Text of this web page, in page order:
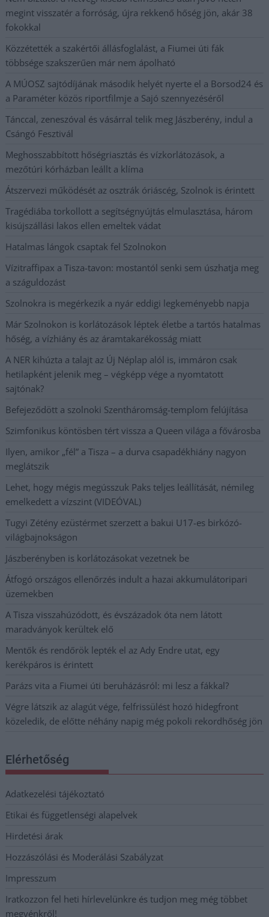
megint visszatér a forróság, újra rekkenő hőség jön, akár 38
fokokkal
Közzétették a szakértői állásfoglalást, a Fiumei úti fák
többsége szakszerűen már nem ápolható
A MÚOSZ sajtódíjának második helyét nyerte el a Borsod24 és
a Paraméter közös riportfilmje a Sajó szennyezéséről
Tánccal, zeneszóval és vásárral telik meg Jászberény, indul a
Csángó Fesztivál
Meghosszabbított hőségriasztás és vízkorlátozások, a
mezőtúri kórházban leállt a klíma
Átszervezi működését az osztrák óriáscég, Szolnok is érintett
Tragédiába torkollott a segítségnyújtás elmulasztása, három
kisújszállási lakos ellen emeltek vádat
Hatalmas lángok csaptak fel Szolnokon
Vízitraffipax a Tisza-tavon: mostantól senki sem úszhatja meg
a száguldozást
Szolnokra is megérkezik a nyár eddigi legkeményebb napja
Már Szolnokon is korlátozások léptek életbe a tartós hatalmas
hőség, a vízhiány és az áramtakarékosság miatt
A NER kihúzta a talajt az Új Néplap alól is, immáron csak
hetilapként jelenik meg – végképp vége a nyomtatott
sajtónak?
Befejeződött a szolnoki Szentháromság-templom felújítása
Szimfonikus köntösben tért vissza a Queen világa a fővárosba
Ilyen, amikor „fél” a Tisza – a durva csapadékhiány nagyon
meglátszik
Lehet, hogy mégis megússzuk Paks teljes leállítását, némileg
emelkedett a vízszint (VIDEÓVAL)
Tugyi Zétény ezüstérmet szerzett a bakui U17-es birkózó-
világbajnokságon
Jászberényben is korlátozásokat vezetnek be
Átfogó országos ellenőrzés indult a hazai akkumulátoripari
üzemekben
A Tisza visszahúzódott, és évszázadok óta nem látott
maradványok kerültek elő
Mentők és rendőrök lepték el az Ady Endre utat, egy
kerékpáros is érintett
Parázs vita a Fiumei úti beruházásról: mi lesz a fákkal?
Végre látszik az alagút vége, felfrissülést hozó hidegfront
közeledik, de előtte néhány napig még pokoli rekordhőség jön
Elérhetőség
Adatkezelési tájékoztató
Etikai és függetlenségi alapelvek
Hirdetési árak
Hozzászólási és Moderálási Szabályzat
Impresszum
Iratkozzon fel heti hírlevelünkre és tudjon meg még többet
megyénkről!